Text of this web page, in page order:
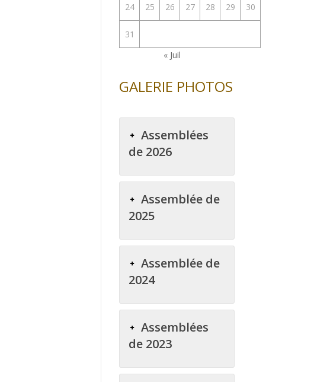
24 25 26 27 28 29 30
31
« Juil
GALERIE PHOTOS
Assemblées
de 2026
Assemblée de
2025
Assemblée de
2024
Assemblées
de 2023